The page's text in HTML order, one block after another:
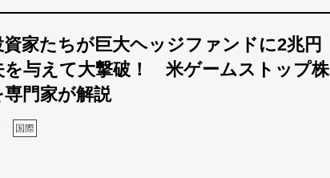
資家たちが巨大ヘッジファンドに2兆円
を与えて大撃破！ 米ゲームストップ株
門家が解説
国際